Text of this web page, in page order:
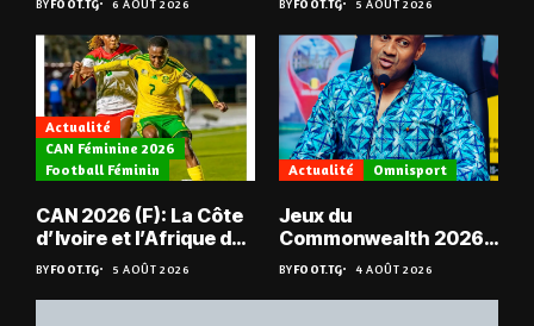
suspense avant Sara
FC – Doumbé FC
BYFOOT.TG 6 AOÛT 2026
Denkey
BYFOOT.TG 5 AOÛT 2026
Actualité
CAN Féminine 2026
Football Féminin
CAN 2026 (F): La Côte
d’Ivoire et l’Afrique du
Sud en quarts
BYFOOT.TG 5 AOÛT 2026
Actualité Omnisport
Jeux du
Commonwealth 2026 :
« Les médailles ne
tombent pas du ciel »,
Benjamin Boukpeti
BYFOOT.TG 4 AOÛT 2026